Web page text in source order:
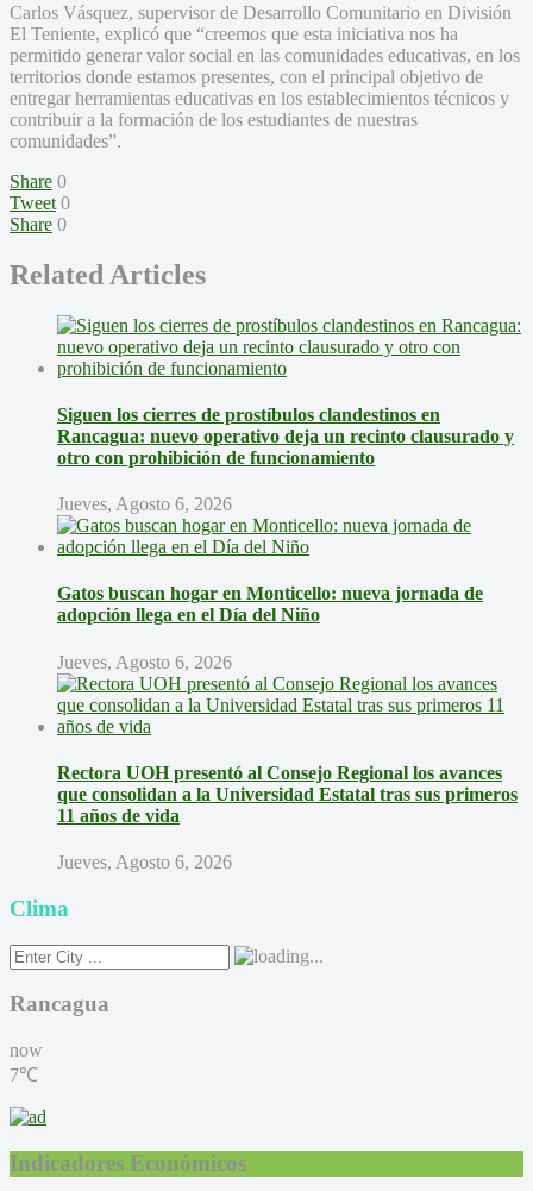
Carlos Vásquez, supervisor de Desarrollo Comunitario en División
El Teniente, explicó que “creemos que esta iniciativa nos ha
permitido generar valor social en las comunidades educativas, en los
territorios donde estamos presentes, con el principal objetivo de
entregar herramientas educativas en los establecimientos técnicos y
contribuir a la formación de los estudiantes de nuestras
comunidades”.
Share 0
Tweet 0
Share 0
Related Articles
Siguen los cierres de prostíbulos clandestinos en
Rancagua: nuevo operativo deja un recinto clausurado y
otro con prohibición de funcionamiento
Jueves, Agosto 6, 2026
Gatos buscan hogar en Monticello: nueva jornada de
adopción llega en el Día del Niño
Jueves, Agosto 6, 2026
Rectora UOH presentó al Consejo Regional los avances
que consolidan a la Universidad Estatal tras sus primeros
11 años de vida
Jueves, Agosto 6, 2026
Clima
Rancagua
now
7℃
Indicadores Económicos